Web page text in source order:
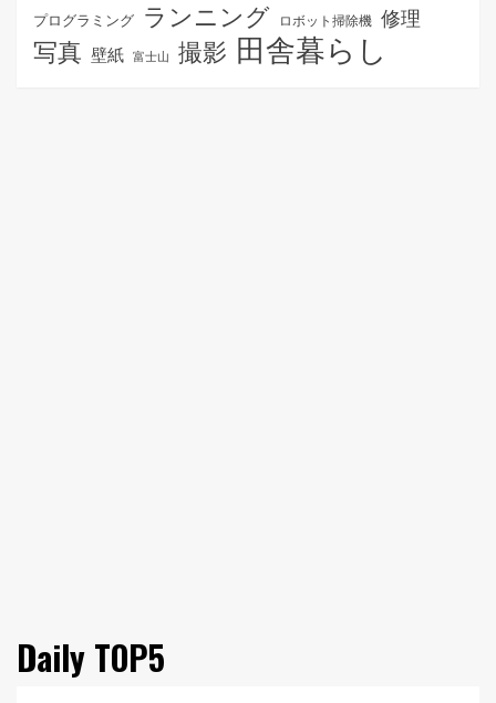
プログラミング ランニング ロボット掃除機 修理
写真 壁紙 富士山 撮影 田舎暮らし
Daily TOP5